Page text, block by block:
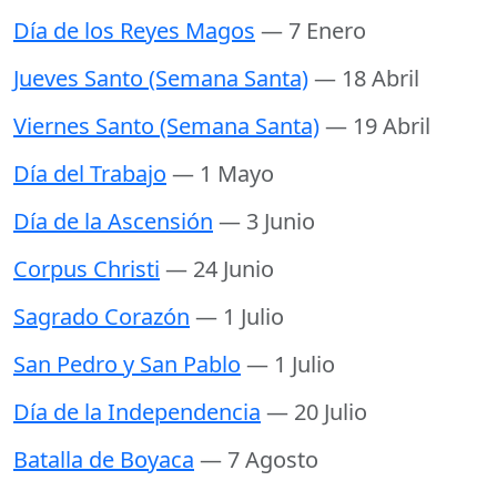
Día de los Reyes Magos — 7 Enero
Jueves Santo (Semana Santa)— 18 Abril
Viernes Santo (Semana Santa)— 19 Abril
Día del Trabajo — 1 Mayo
Día de la Ascensión — 3 Junio
Corpus Christi — 24 Junio
Sagrado Corazón — 1 Julio
San Pedro y San Pablo — 1 Julio
Día de la Independencia — 20 Julio
Batalla de Boyaca — 7 Agosto